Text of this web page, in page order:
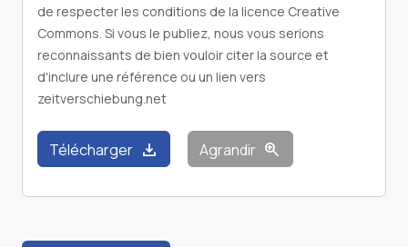
de respecter les conditions de la licence Creative
Commons. Si vous le publiez, nous vous serions
reconnaissants de bien vouloir citer la source et
d'inclure une référence ou un lien vers
zeitverschiebung.net
Télécharger download Agrandir zoom_in